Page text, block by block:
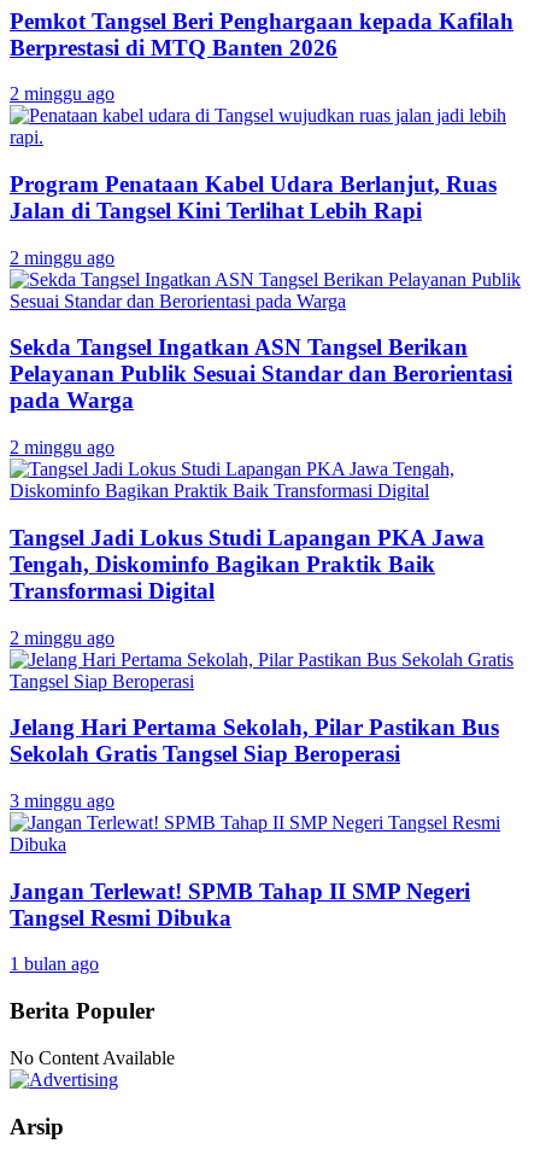
Pemkot Tangsel Beri Penghargaan kepada Kafilah
Berprestasi di MTQ Banten 2026
2 minggu ago
Program Penataan Kabel Udara Berlanjut, Ruas
Jalan di Tangsel Kini Terlihat Lebih Rapi
2 minggu ago
Sekda Tangsel Ingatkan ASN Tangsel Berikan
Pelayanan Publik Sesuai Standar dan Berorientasi
pada Warga
2 minggu ago
Tangsel Jadi Lokus Studi Lapangan PKA Jawa
Tengah, Diskominfo Bagikan Praktik Baik
Transformasi Digital
2 minggu ago
Jelang Hari Pertama Sekolah, Pilar Pastikan Bus
Sekolah Gratis Tangsel Siap Beroperasi
3 minggu ago
Jangan Terlewat! SPMB Tahap II SMP Negeri
Tangsel Resmi Dibuka
1 bulan ago
Berita Populer
No Content Available
Arsip